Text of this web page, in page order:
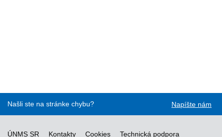
Našli ste na stránke chybu? Napíšte nám
ÚNMS SR Kontakty Cookies Technická podpora